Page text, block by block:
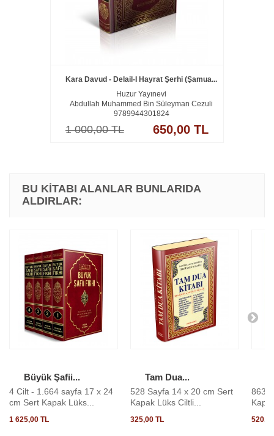
Kara Davud - Delail-I Hayrat Şerhi (Şamua...
Huzur Yayınevi
Abdullah Muhammed Bin Süleyman Cezuli
9789944301824
1 000,00 TL 650,00 TL
BU KITABI ALANLAR BUNLARIDA
ALDIRLAR:
Büyük Şafii...
4 Cilt - 1.664 sayfa 17 x 24
cm Sert Kapak Lüks...
1 625,00 TL
Tam Dua...
528 Sayfa 14 x 20 cm Sert
Kapak Lüks Ciltli...
325,00 TL
863